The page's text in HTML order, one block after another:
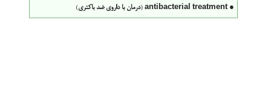
●
antibacterial treatment
(درمان با داروی ضد باکتری)